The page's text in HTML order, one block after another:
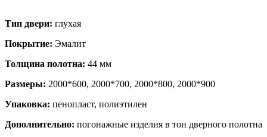
Тип двери: глухая
Покрытие: Эмалит
Толщина полотна: 44 мм
Размеры: 2000*600, 2000*700, 2000*800, 2000*900
Упаковка: пенопласт, полиэтилен
Дополнительно: погонажные изделия в тон дверного полотна